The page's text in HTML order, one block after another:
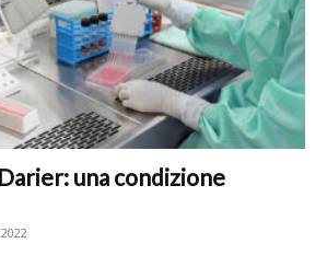
una condizione